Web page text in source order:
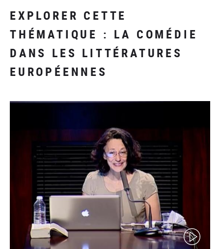
EXPLORER CETTE
THÉMATIQUE : LA COMÉDIE
DANS LES LITTÉRATURES
EUROPÉENNES
(video)